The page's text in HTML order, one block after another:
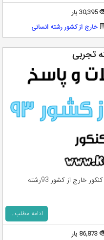
30,395 بار
خارج از کشور رشته انسانی
دانلود سوالات و پاسخ کلیدی و تشریحی کنکور خارج از کشور 93رشته
ادامه مطلب...
86,873 بار